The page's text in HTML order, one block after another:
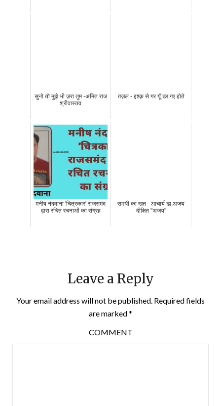
सुनो तो मुझे भी ज़रा तुम -अमित राज
श्रीवास्तव
ग़ज़ल - इश्क़ से गर यूँ डर गए होते
मनीष नंदवाना 'चित्रकार' राजसमंद
द्वारा रचित रचनाओं का संग्रह
समधी का खत - आचार्य डा.अजय
दीक्षित "अजय"
Leave a Reply
Your email address will not be published. Required fields
are marked*
COMMENT